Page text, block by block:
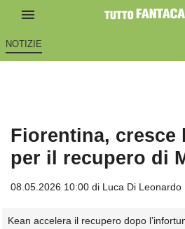
NOTIZIE
Fiorentina, cresce
per il recupero di
08.05.2026 10:00 di Luca Di Leonardo
Kean accelera il recupero dopo